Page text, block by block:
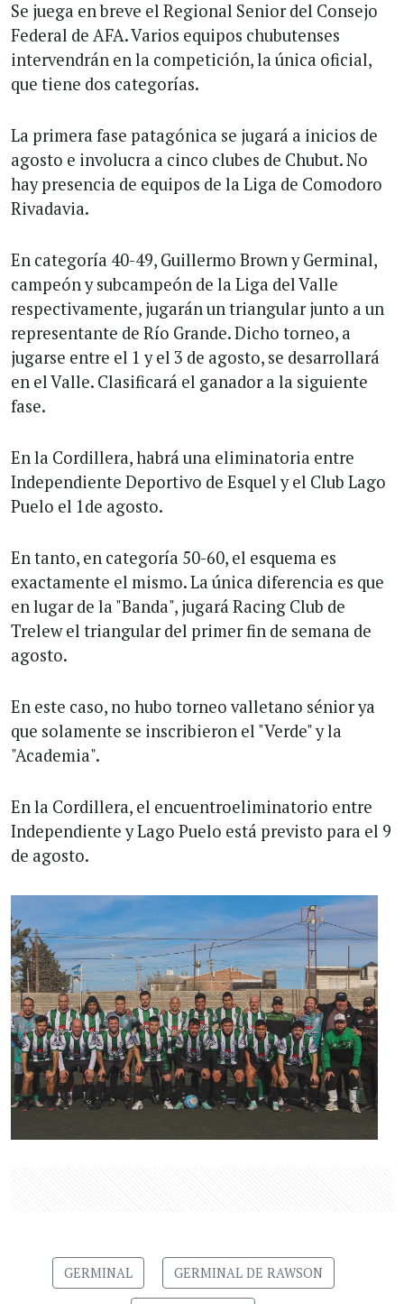
Se juega en breve el Regional Senior del Consejo
Federal de AFA. Varios equipos chubutenses
intervendrán en la competición, la única oficial,
que tiene dos categorías.
La primera fase patagónica se jugará a inicios de
agosto e involucra a cinco clubes de Chubut. No
hay presencia de equipos de la Liga de Comodoro
Rivadavia.
En categoría 40-49, Guillermo Brown y Germinal,
campeón y subcampeón de la Liga del Valle
respectivamente, jugarán un triangular junto a un
representante de Río Grande. Dicho torneo, a
jugarse entre el 1 y el 3 de agosto, se desarrollará
en el Valle. Clasificará el ganador a la siguiente
fase.
En la Cordillera, habrá una eliminatoria entre
Independiente Deportivo de Esquel y el Club Lago
Puelo el 1de agosto.
En tanto, en categoría 50-60, el esquema es
exactamente el mismo. La única diferencia es que
en lugar de la "Banda", jugará Racing Club de
Trelew el triangular del primer fin de semana de
agosto.
En este caso, no hubo torneo valletano sénior ya
que solamente se inscribieron el "Verde" y la
"Academia".
En la Cordillera, el encuentroeliminatorio entre
Independiente y Lago Puelo está previsto para el 9
de agosto.
GERMINAL GERMINAL DE RAWSON